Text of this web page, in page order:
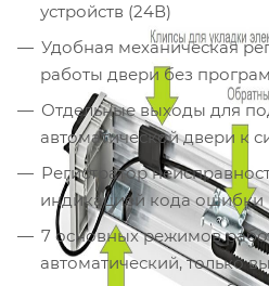
устройств (24В)
Удобная механическая
работы двери без
Отдельные выходы для
автоматической двери к
Регистратор
индикацией кода ошибки
7 основных режимов
автоматический, только